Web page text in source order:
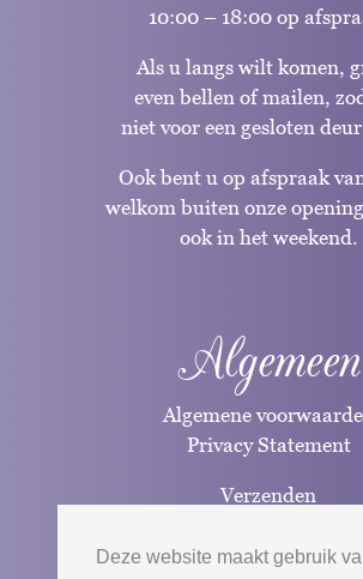
Deze website maakt gebruik
10:00 – 18:00 op
Als u langs wilt komen,
even bellen of mailen,
niet voor een gesloten
Ook bent u op afspraak
welkom buiten onze
ook in het weekend.
Algemeen
Algemene
Privacy Statement
Verzenden